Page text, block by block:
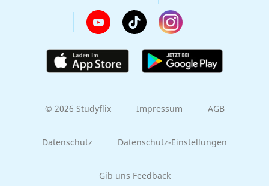
© 2026 Studyflix Impressum AGB
Datenschutz Datenschutz-Einstellungen
Gib uns Feedback